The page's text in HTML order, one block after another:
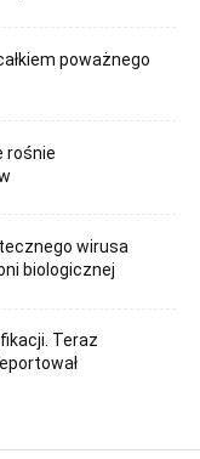
poważnego
rośnie
wirusa
biologicznej
Teraz